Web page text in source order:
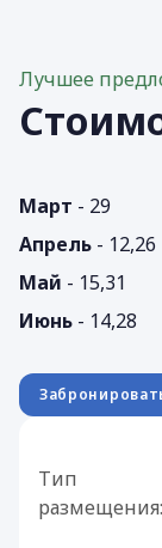
Тип
размещения:
Лучшее
Март - 29
Апрель - 12,26
Май
- 15,31
Июнь - 14,28